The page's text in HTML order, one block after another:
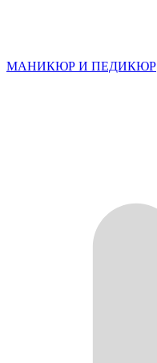
МАНИКЮР И ПЕДИКЮР